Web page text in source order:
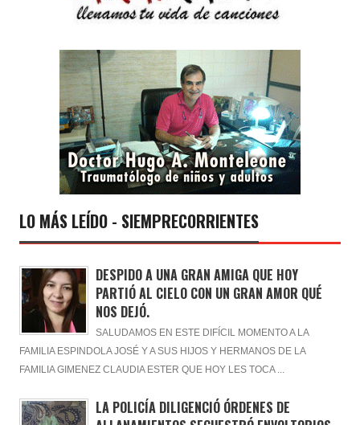
LO MÁS LEÍDO - SIEMPRECORRIENTES
DESPIDO A UNA GRAN AMIGA QUE HOY
PARTIÓ AL CIELO CON UN GRAN AMOR QUÉ
NOS DEJÓ.
SALUDAMOS EN ESTE DIFÍCIL MOMENTO A LA
FAMILIA ESPINDOLA JOSÉ Y A SUS HIJOS Y HERMANOS DE LA
FAMILIA GIMENEZ CLAUDIA ESTER QUE HOY LES TOCA ...
LA POLICÍA DILIGENCIÓ ÓRDENES DE